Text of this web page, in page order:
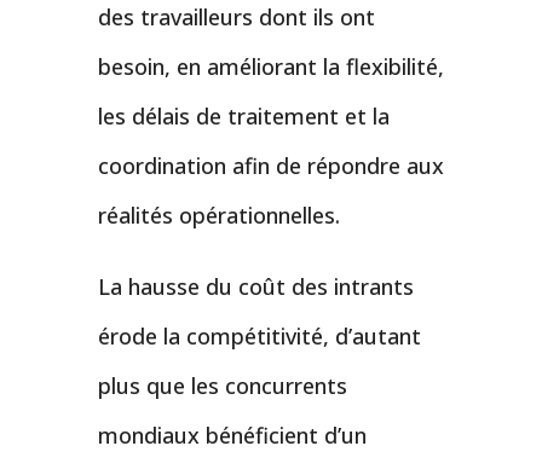
des travailleurs dont ils ont
besoin, en améliorant la flexibilité,
les délais de traitement et la
coordination afin de répondre aux
réalités opérationnelles.
La hausse du coût des intrants
érode la compétitivité, d’autant
plus que les concurrents
mondiaux bénéficient d’un